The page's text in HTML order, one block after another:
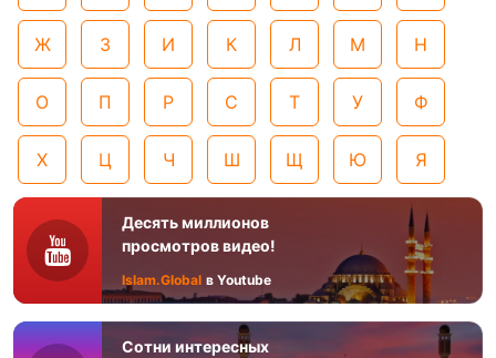
Ж З И К Л М Н
О П Р С Т У Ф
Х Ц Ч Ш Щ Ю Я
Десять миллионов
просмотров видео!
Islam.Global в Youtube
Сотни интересных